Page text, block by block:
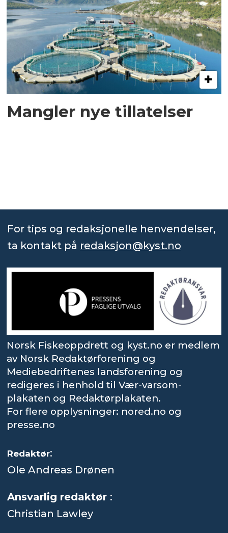
Mangler nye tillatelser
For tips og redaksjonelle henvendelser,
ta kontakt på redaksjon@kyst.no
Norsk Fiskeoppdrett og kyst.no er medlem
av Norsk Redaktørforening og
Mediebedriftenes landsforening og
redigeres i henhold til Vær-varsom-
plakaten og Redaktørplakaten.
For flere opplysninger: nored.no og
presse.no
Redaktør:
Ole Andreas Drønen
Ansvarlig redaktør :
Christian Lawley